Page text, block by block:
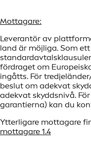
Mottagare:
Leverantör av
land är möjliga. Som
fördraget om
ingåtts. För
beslut om adekvat
adekvat skyddsnivå.
garantierna) kan du
Ytterligare mottagare
mottagare 1.4